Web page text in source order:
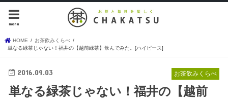
menu
HOME
お茶飲みくらべ
単なる緑茶じゃない！福井の【越前緑茶】飲んでみた。[ハイピース]
お茶飲みくらべ
2016.09.03
単なる緑茶じゃない！福井の【越前